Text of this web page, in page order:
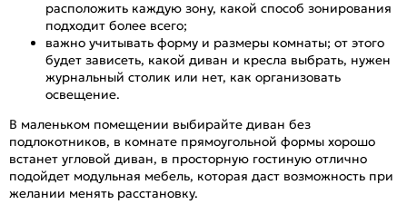
расположить каждую зону, какой способ зонирования
подходит более всего;
важно учитывать форму и размеры комнаты; от этого
будет зависеть, какой диван и кресла выбрать, нужен
журнальный столик или нет, как организовать
освещение.
В маленьком помещении выбирайте диван без
подлокотников, в комнате прямоугольной формы хорошо
встанет угловой диван, в просторную гостиную отлично
подойдет модульная мебель, которая даст возможность при
желании менять расстановку.